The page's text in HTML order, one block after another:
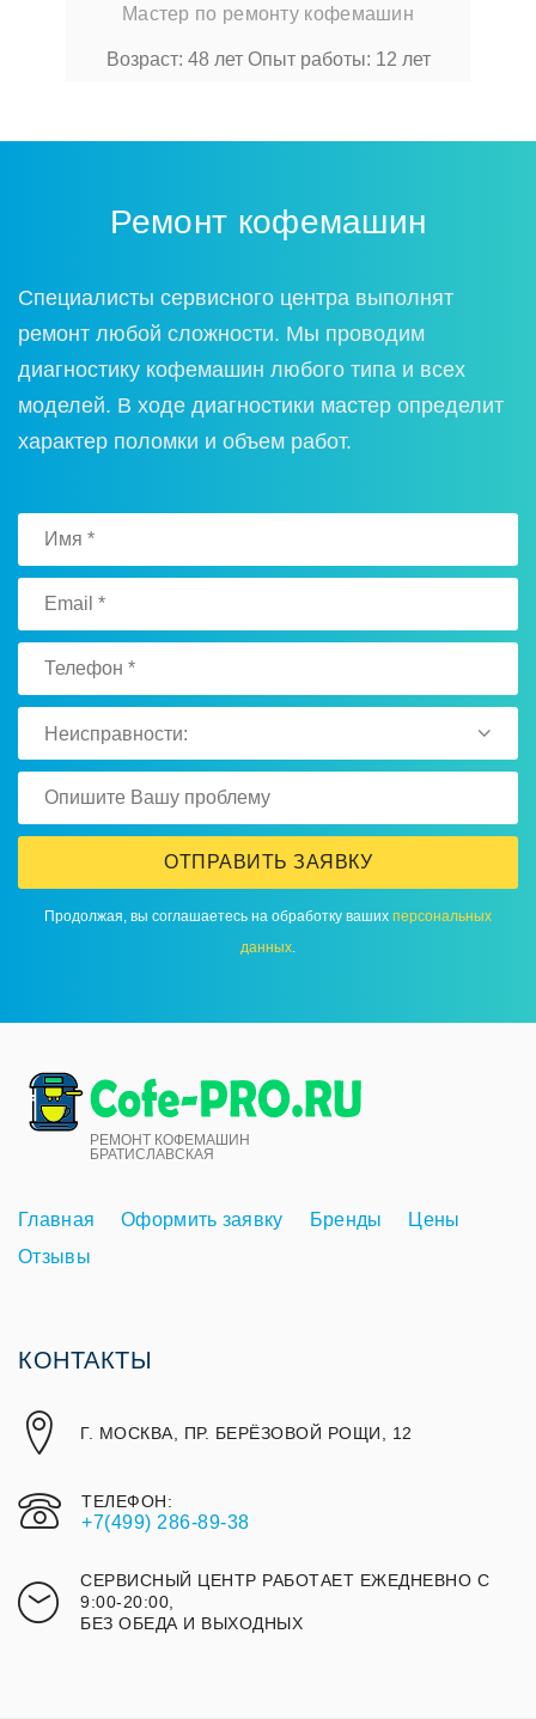
Мастер по ремонту кофемашин
Возраст: 48 летОпыт работы: 12 лет
Ремонт кофемашин
Специалисты сервисного центра выполнят
ремонт любой сложности. Мы проводим
диагностику кофемашин любого типа и всех
моделей. В ходе диагностики мастер определит
характер поломки и объем работ.
Неисправности:
ОТПРАВИТЬ ЗАЯВКУ
Продолжая, вы соглашаетесь на обработку ваших персональных
данных.
РЕМОНТ КОФЕМАШИН
БРАТИСЛАВСКАЯ
Главная Оформить заявку Бренды
Цены
Отзывы
КОНТАКТЫ
Г. МОСКВА, ПР. БЕРЁЗОВОЙ РОЩИ, 12
ТЕЛЕФОН:
+7(499) 286-89-38
СЕРВИСНЫЙ ЦЕНТР РАБОТАЕТ ЕЖЕДНЕВНО С
9:00-20:00,
БЕЗ ОБЕДА И ВЫХОДНЫХ